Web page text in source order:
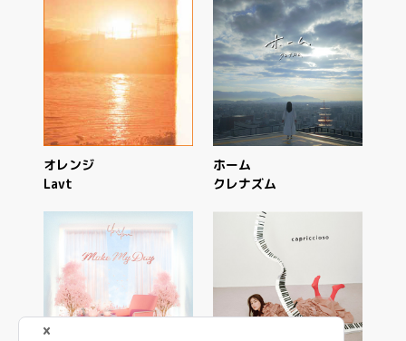
オレンジ
Lavt
ホーム
クレナズム